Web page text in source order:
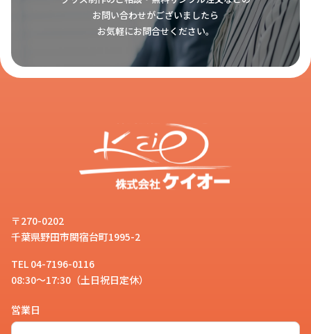
お問い合わせがございましたら
お気軽にお問合せください。
〒270-0202
千葉県野田市関宿台町1995-2
TEL 04-7196-0116
08:30～17:30（土日祝日定休）
営業日